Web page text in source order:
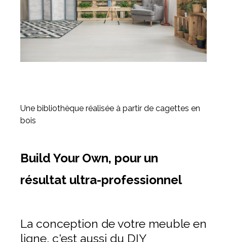
Une bibliothèque réalisée à partir de cagettes en
bois
Build Your Own, pour un
résultat ultra-professionnel
La conception de votre meuble en
ligne, c'est aussi du DIY